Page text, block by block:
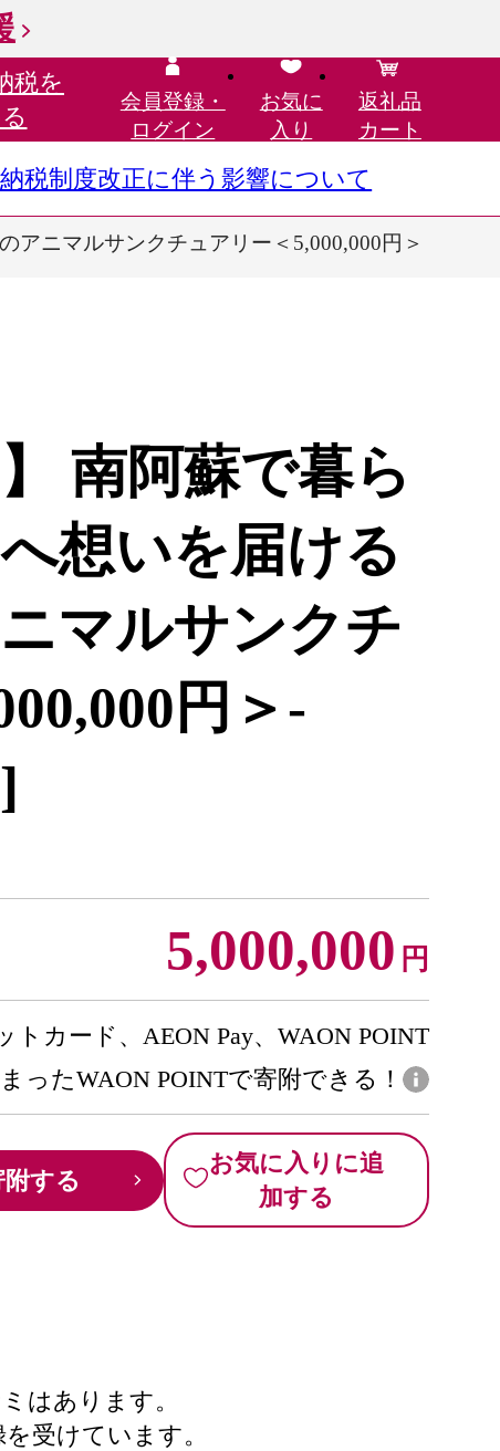
税を
会員登録・
ログイン
お気に
入り
返礼品
カート
税制度改正に伴う影響について
アニマルサンクチュアリー＜5,000,000円＞
南阿蘇で暮ら
想いを届ける
マルサンクチ
円＞-
5,000,000 円
トカード、AEON Pay、WAON POINT
ったWAON POINTで寄附できる！
附する
お気に入りに追
加する
はあります。
受けています。